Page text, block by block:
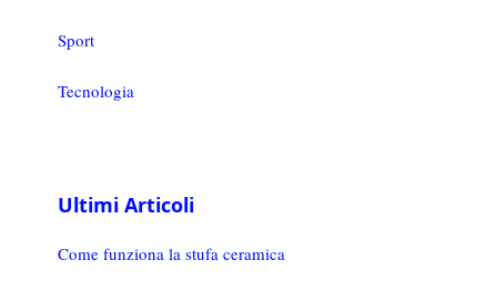
Sport
Tecnologia
Ultimi Articoli
Come funziona la stufa ceramica